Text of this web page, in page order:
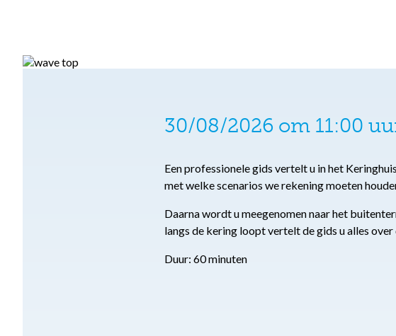
30/08/2026 om 11:00
Een professionele gids vertelt u in het
met welke scenarios we rekening moeten
Daarna wordt u meegenomen naar het
langs de kering loopt vertelt de gids u alles
Duur: 60 minuten